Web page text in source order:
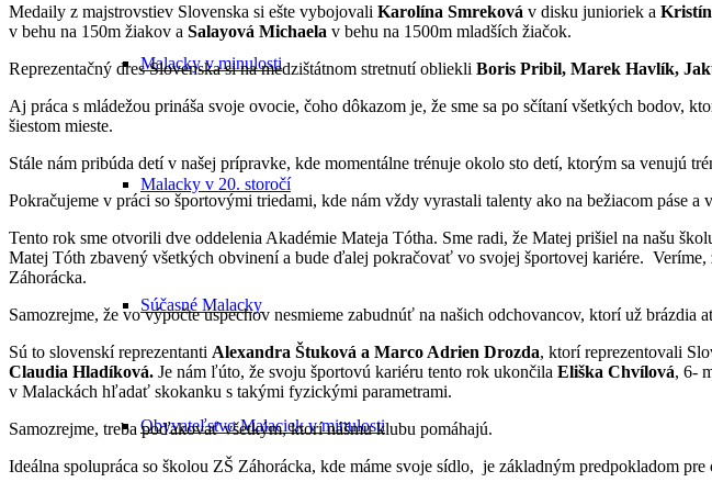
Malacky v minulosti
Malacky v 20. storočí
Súčasné Malacky
Obyvateľstvo Malaciek v minulosti
Medaily z majstrovstiev Slovenska si ešte vybojovali Karolína Smreková v disku junioriek a
v behu na 150m žiakov a Salayová Michaela v behu na 1500m mladších žiačok.
Reprezentačný dres Slovenska si na medzištátnom stretnutí obliekli Boris Pribil, Marek Havlík,
Aj práca s mládežou prináša svoje ovocie, čoho dôkazom je, že sme sa po sčítaní všetkých
šiestom mieste.
Stále nám pribúda detí v našej prípravke, kde momentálne trénuje okolo sto detí, ktorým sa venujú
Pokračujeme v práci so športovými triedami, kde nám vždy vyrastali talenty ako na bežiacom páse a
Tento rok sme otvorili dve oddelenia Akadémie Mateja Tótha. Sme radi, že Matej prišiel na našu
Matej Tóth zbavený všetkých obvinení a bude ďalej pokračovať vo svojej športovej kariére.
Záhorácka.
Samozrejme, že vo výpočte úspechov nesmieme zabudnúť na našich odchovancov, ktorí už
Sú to slovenskí reprezentanti Alexandra Štuková a Marco Adrien Drozda, ktorí reprezentovali
Claudia Hladíková. Je nám ľúto, že svoju športovú kariéru tento rok ukončila Eliška Chvílová, 6-
v Malackách hľadať skokanku s takými fyzickými parametrami.
Samozrejme, treba poďakovať všetkým, ktorí nášmu klubu pomáhajú.
Ideálna spolupráca so školou ZŠ Záhorácka, kde máme svoje sídlo, je základným predpokladom pre